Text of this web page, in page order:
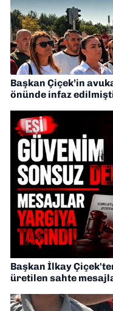
Başkan Çiçek’in
önünde infaz
Başkan İlkay
üretilen sahte